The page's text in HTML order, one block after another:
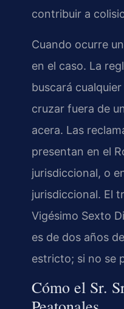
contribuir a
Cuando ocurre
en el caso. La
buscará
cruzar fuera de
acera. Las
presentan en el
jurisdiccional, o
jurisdiccional. El
Vigésimo Sexto
es de dos años
estricto; si no se
Cómo el Sr.